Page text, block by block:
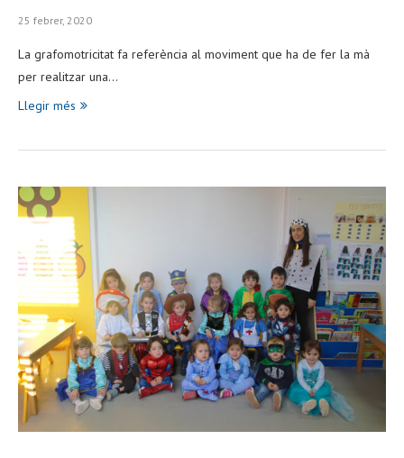
25 febrer, 2020
La grafomotricitat fa referència al moviment que ha de fer la mà
per realitzar una…
Llegir més